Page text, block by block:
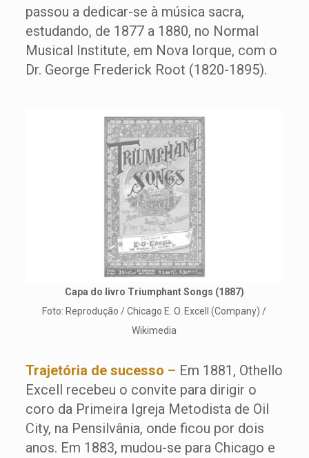
passou a dedicar-se à música sacra,
estudando, de 1877 a 1880, no Normal
Musical Institute, em Nova Iorque, com o
Dr. George Frederick Root (1820-1895).
Capa do livro Triumphant Songs (1887)
Foto: Reprodução / Chicago E. O. Excell (Company) /
Wikimedia
Trajetória de sucesso – Em 1881, Othello
Excell recebeu o convite para dirigir o
coro da Primeira Igreja Metodista de Oil
City, na Pensilvânia, onde ficou por dois
anos. Em 1883, mudou-se para Chicago e